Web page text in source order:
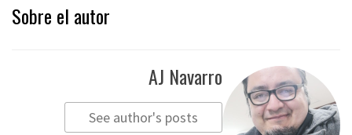
Sobre el autor
AJ Navarro
See author's posts